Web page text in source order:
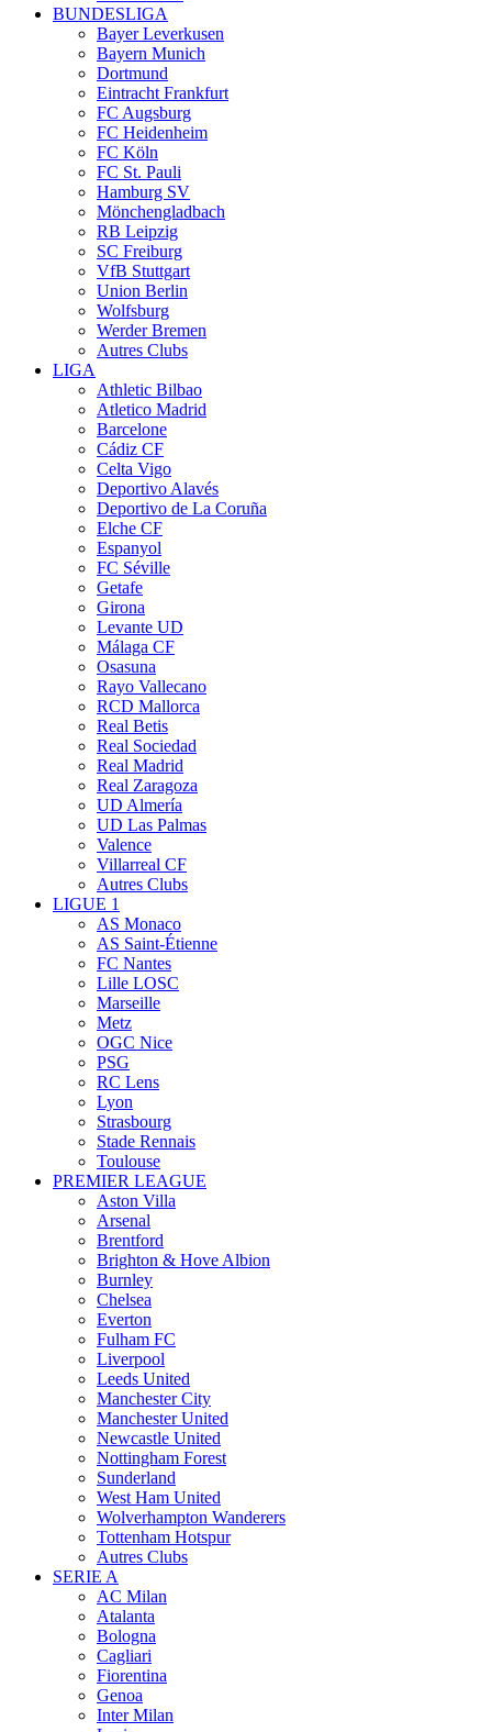
BUNDESLIGA
Bayer Leverkusen
Bayern Munich
Dortmund
Eintracht Frankfurt
FC Augsburg
FC Heidenheim
FC Köln
FC St. Pauli
Hamburg SV
Mönchengladbach
RB Leipzig
SC Freiburg
VfB Stuttgart
Union Berlin
Wolfsburg
Werder Bremen
Autres Clubs
LIGA
Athletic Bilbao
Atletico Madrid
Barcelone
Cádiz CF
Celta Vigo
Deportivo Alavés
Deportivo de La Coruña
Elche CF
Espanyol
FC Séville
Getafe
Girona
Levante UD
Málaga CF
Osasuna
Rayo Vallecano
RCD Mallorca
Real Betis
Real Sociedad
Real Madrid
Real Zaragoza
UD Almería
UD Las Palmas
Valence
Villarreal CF
Autres Clubs
LIGUE 1
AS Monaco
AS Saint-Étienne
FC Nantes
Lille LOSC
Marseille
Metz
OGC Nice
PSG
RC Lens
Lyon
Strasbourg
Stade Rennais
Toulouse
PREMIER LEAGUE
Aston Villa
Arsenal
Brentford
Brighton & Hove Albion
Burnley
Chelsea
Everton
Fulham FC
Liverpool
Leeds United
Manchester City
Manchester United
Newcastle United
Nottingham Forest
Sunderland
West Ham United
Wolverhampton Wanderers
Tottenham Hotspur
Autres Clubs
SERIE A
AC Milan
Atalanta
Bologna
Cagliari
Fiorentina
Genoa
Inter Milan